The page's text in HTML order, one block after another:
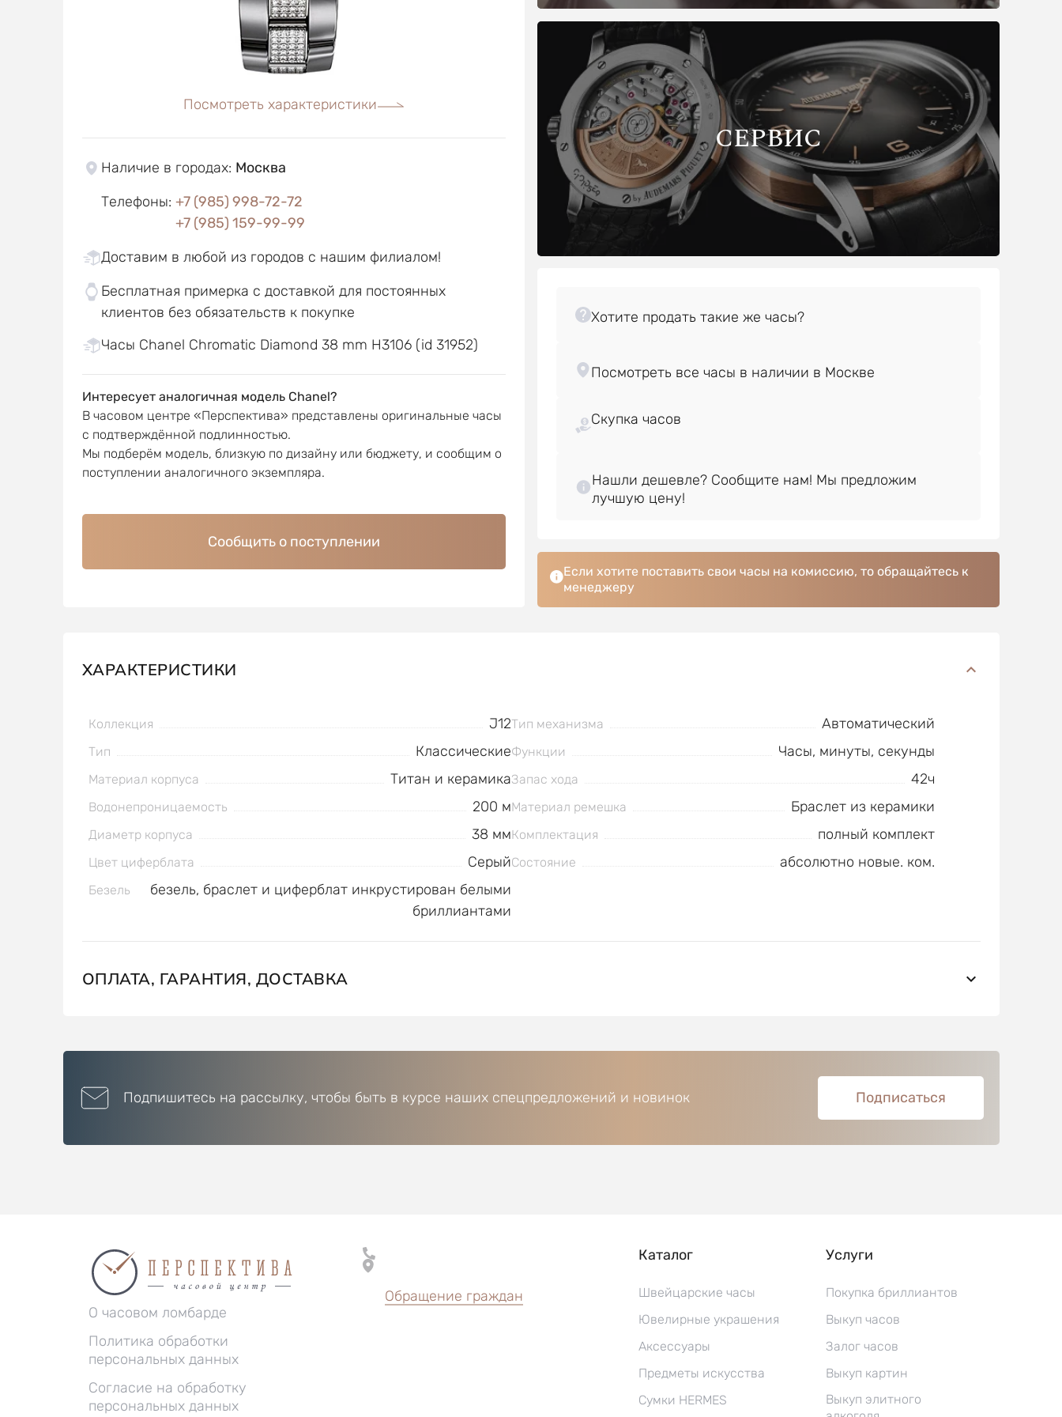
Посмотреть характеристики
Наличие в городах: Москва
Телефоны: +7 (985) 998-72-72
+7 (985) 159-99-99
Доставим в любой из городов с нашим филиалом!
Бесплатная примерка с доставкой для постоянных
клиентов без обязательств к покупке
Часы Chanel Chromatic Diamond 38 mm H3106 (id 31952)
Интересует аналогичная модель Chanel?
В часовом центре «Перспектива» представлены оригинальные часы
с подтверждённой подлинностью.
Мы подберём модель, близкую по дизайну или бюджету, и сообщим о
поступлении аналогичного экземпляра.
Сообщить о поступлении
СЕРВИС
Скупка часов
Нашли дешевле? Сообщите нам! Мы предложим
Если хотите поставить свои часы на комиссию, то обращайтесь к
менеджеру
ХАРАКТЕРИСТИКИ
Коллекция J12
Тип Классические
Материал корпуса Титан и керамика
Водонепроницаемость 200 м
Диаметр корпуса 38 мм
Цвет циферблата Серый
Безель
безель, браслет и циферблат инкрустирован белыми
бриллиантами
Тип механизма Автоматический
Функции Часы, минуты, секунды
Запас хода 42ч
Материал ремешка Браслет из керамики
Комплектация полный комплект
Состояние абсолютно новые. ком.
ОПЛАТА, ГАРАНТИЯ, ДОСТАВКА
Подпишитесь на рассылку, чтобы быть в курсе наших спецпредложений и новинок Подписаться
О часовом ломбарде
Политика обработки
персональных данных
Согласие на обработку
персональных данных
Обращение граждан
Каталог
Швейцарские часы
Ювелирные украшения
Аксессуары
Предметы искусства
Сумки HERMES
Услуги
Покупка бриллиантов
Выкуп часов
Залог часов
Выкуп картин
Выкуп элитного